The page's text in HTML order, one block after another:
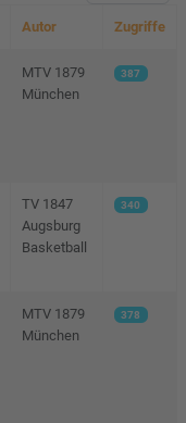
Autor Zugriffe
MTV 1879
München
387
TV 1847
Augsburg
Basketball
340
MTV 1879
München
378